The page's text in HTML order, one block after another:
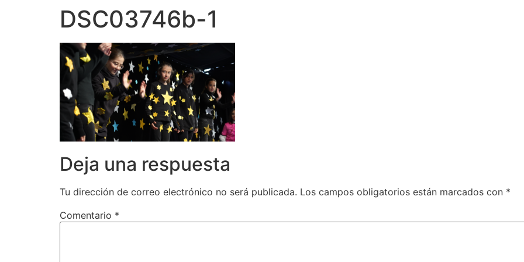
DSC03746b-1
Deja una respuesta
Tu dirección de correo electrónico no será publicada. Los campos obligatorios están marcados con *
Comentario *